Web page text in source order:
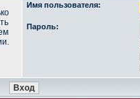
Имя пользователя:
Пароль: